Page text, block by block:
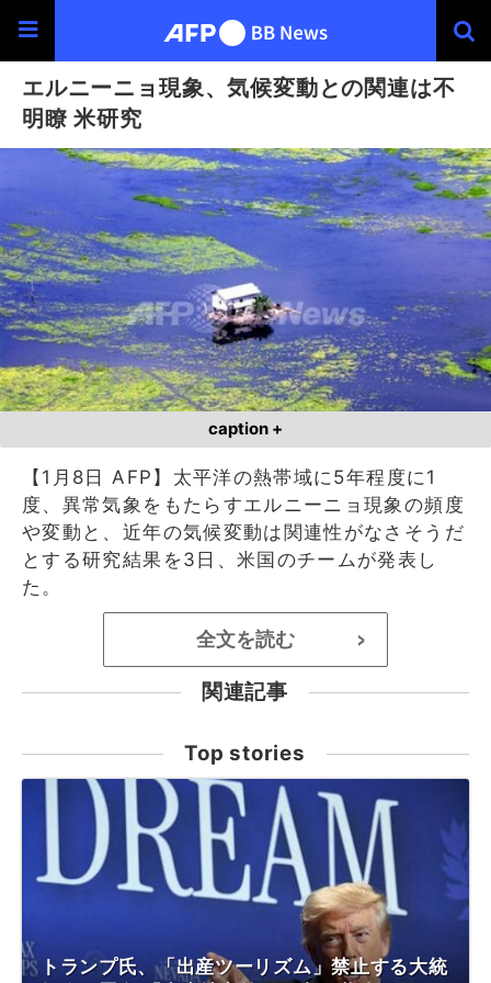
エルニーニョ現象、気候変動との関連は不
明瞭 米研究
caption +
【1月8日 AFP】太平洋の熱帯域に5年程度に1
度、異常気象をもたらすエルニーニョ現象の頻度
や変動と、近年の気候変動は関連性がなさそうだ
とする研究結果を3日、米国のチームが発表し
た。
全文を読む >
関連記事
Top stories
トランプ氏、「出産ツーリズム」禁止する大統